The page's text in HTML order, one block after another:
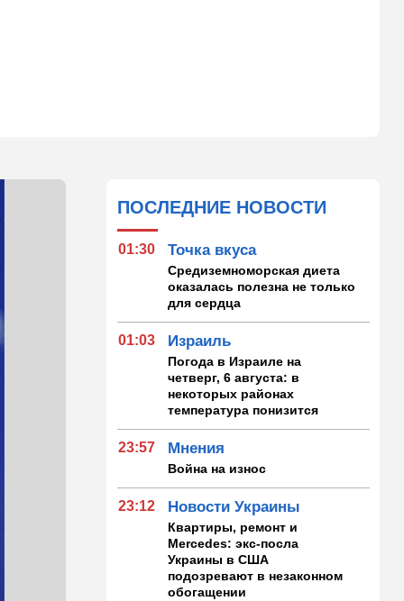
ПОСЛЕДНИЕ НОВОСТИ
01:30 Точка вкуса
Средиземноморская диета
оказалась полезна не только
для сердца
01:03 Израиль
Погода в Израиле на
четверг, 6 августа: в
некоторых районах
температура понизится
23:57 Мнения
Война на износ
23:12 Новости Украины
Квартиры, ремонт и
Mercedes: экс-посла
Украины в США
подозревают в незаконном
обогащении